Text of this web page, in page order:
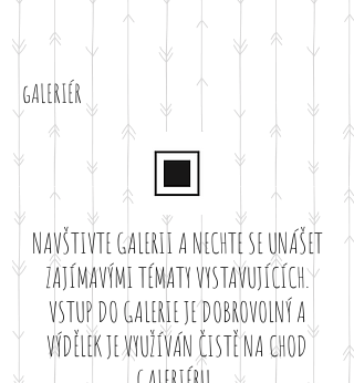
gALERIÉR
NAVŠTIVTE GALERII A NECHTE SE UNÁŠET
ZAJÍMAVÝMI TÉMATY VYSTAVUJÍCÍCH.
VSTUP DO GALERIE JE DOBROVOLNÝ A
VÝDĚLEK JE VYUŽÍVÁN ČISTĚ NA CHOD